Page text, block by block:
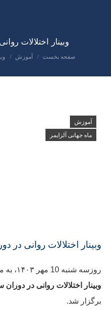
وبینار اختلالات
مکان شما:
صفحه نخست آموزش
آموزش
ماه جهانی آلزایمر
وبینار اختلالات روانی در
روزسه شنبه 10 مهر ۱۴۰۳، به مناسبت
وبینار اختلالات روانی در دوران
برگزار شد.